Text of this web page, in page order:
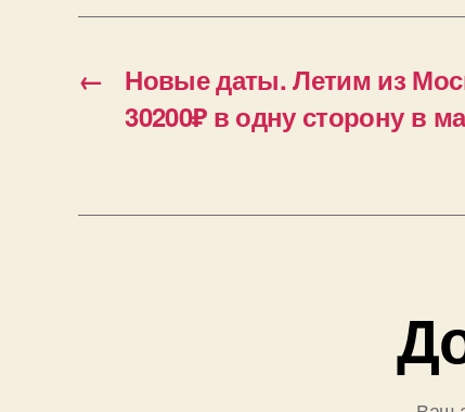
←
Новые даты. Летим из
30200₽ в одну сторону в